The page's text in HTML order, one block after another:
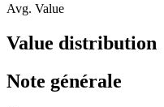
Avg. Value
Value distribution
Note générale